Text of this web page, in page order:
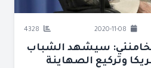
الخامنئي: سيشهد الشباب
وتركيع الصهاينة